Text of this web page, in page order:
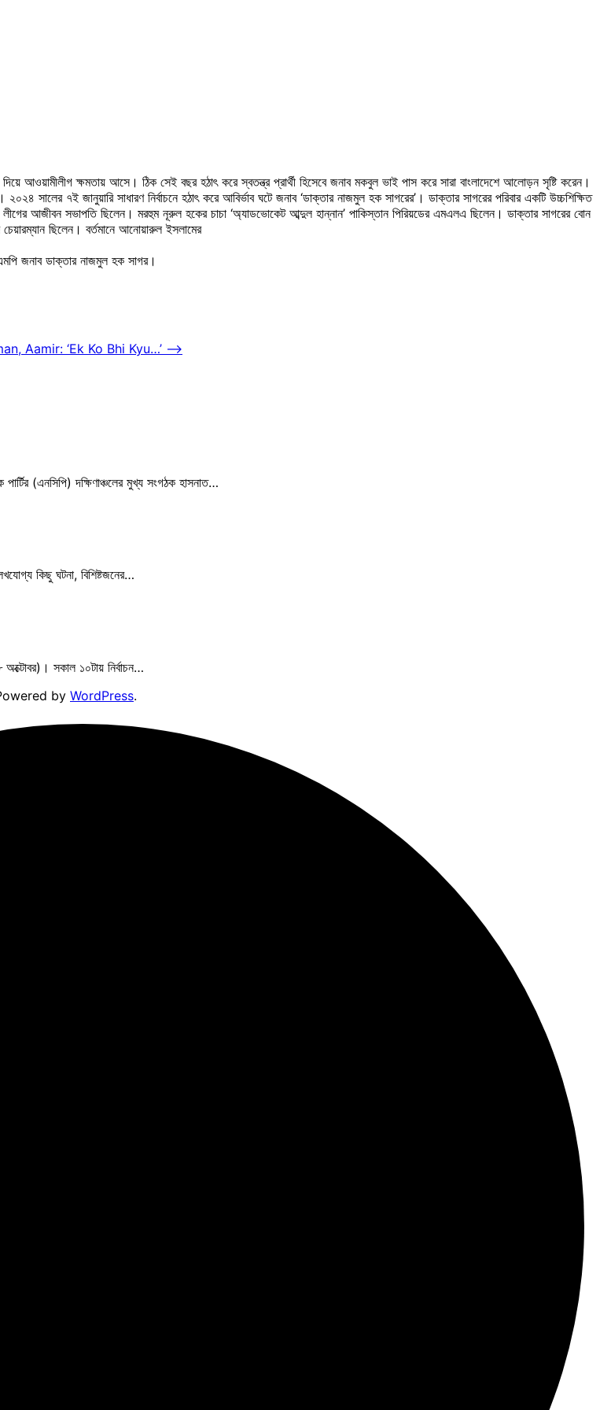
আওয়ামীলীগ ক্ষমতায় আসে। ঠিক সেই বছর হঠাৎ করে স্বতন্ত্র প্রার্থী হিসেবে জনাব মকবুল ভাই পাস করে সারা বাংলাদেশে আলোড়ন সৃষ্টি করেন।
৭ই জানুয়ারি সাধারণ নির্বাচনে হঠাৎ করে আবির্ভাব ঘটে জনাব ‘ডাক্তার নাজমুল হক সাগরের’। ডাক্তার সাগরের পরিবার একটি উচ্চশিক্ষিত
আজীবন সভাপতি ছিলেন। মরহুম নূরুল হকের চাচা ‘অ্যাডভোকেট আব্দুল হান্নান’ পাকিস্তান পিরিয়ডের এমএলএ ছিলেন। ডাক্তার সাগরের বোন
ছিলেন। বর্তমানে আনোয়ারুল ইসলামের
জনাব ডাক্তার নাজমুল হক সাগর।
Aamir: ‘Ek Ko Bhi Kyu…’ ⟶
পার্টির (এনসিপি) দক্ষিণাঞ্চলের মুখ্য সংগঠক হাসনাত…
কিছু ঘটনা, বিশিষ্টজনের…
সকাল ১০টায় নির্বাচন…
by WordPress.